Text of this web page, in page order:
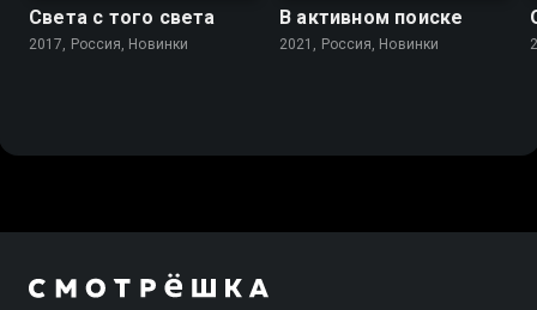
Света с того света
2017, Россия, Новинки
В активном поиске
2021, Россия, Новинки